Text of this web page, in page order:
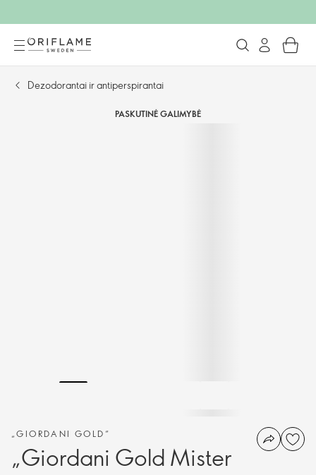
Dezodorantai ir antiperspirantai
PASKUTINĖ GALIMYBĖ
„GIORDANI GOLD“
„Giordani Gold Mister